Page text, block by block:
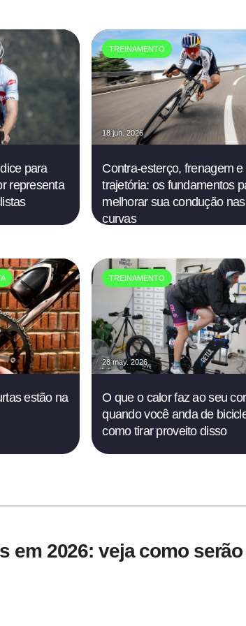
para
representa
TREINAMENTO
18 jun. 2026
Contra-esterço, frenagem e
trajetória: os fundamentos
melhorar sua condução nas
curvas
estão na
TREINAMENTO
28 may. 2026
O que o calor faz ao seu
quando você anda de
como tirar proveito disso
em 2026: veja como